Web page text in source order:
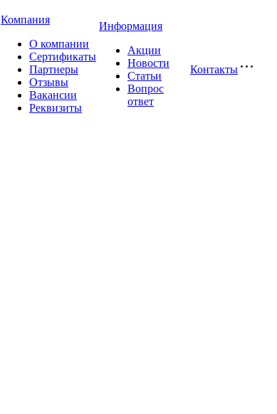
Компания
О компании
Сертификаты
Партнеры
Отзывы
Вакансии
Реквизиты
Информация
Акции
Новости
Статьи
Вопрос
ответ
Контакты